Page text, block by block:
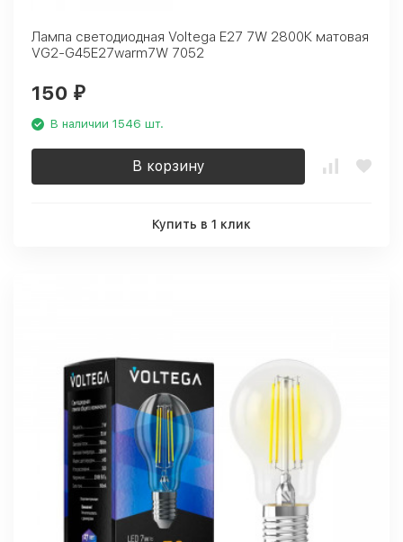
Лампа светодиодная Voltega E27 7W 2800К матовая
VG2-G45E27warm7W 7052
150 ₽
В наличии 1546 шт.
В корзину
Купить в 1 клик